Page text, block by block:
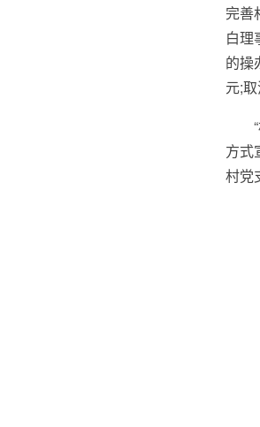
完善
白理
的操
元;
方式
村党